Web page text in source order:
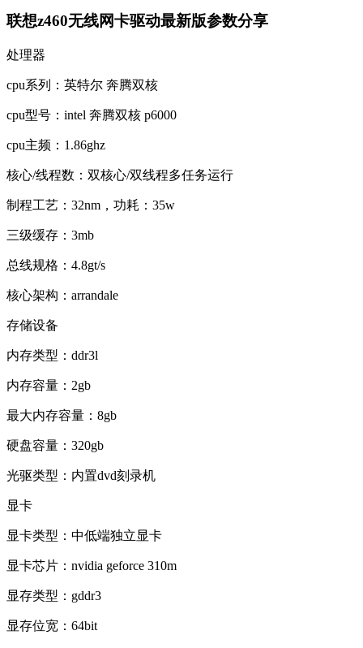
联想z460无线网卡驱动最新版参数分享
处理器
cpu系列：英特尔 奔腾双核
cpu型号：intel 奔腾双核 p6000
cpu主频：1.86ghz
核心/线程数：双核心/双线程多任务运行
制程工艺：32nm，功耗：35w
三级缓存：3mb
总线规格：4.8gt/s
核心架构：arrandale
存储设备
内存类型：ddr3l
内存容量：2gb
最大内存容量：8gb
硬盘容量：320gb
光驱类型：内置dvd刻录机
显卡
显卡类型：中低端独立显卡
显卡芯片：nvidia geforce 310m
显存类型：gddr3
显存位宽：64bit